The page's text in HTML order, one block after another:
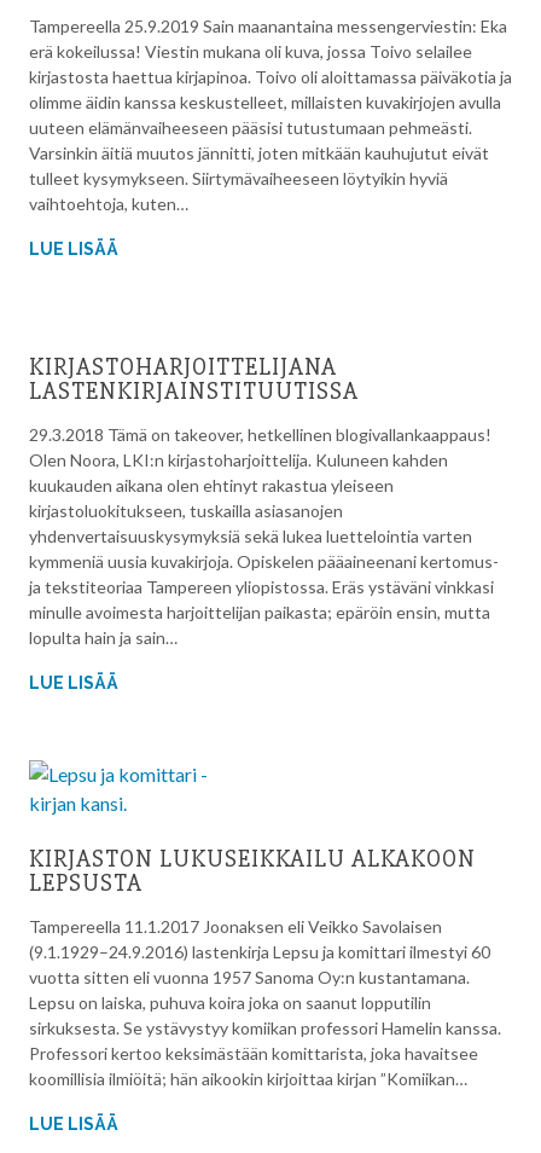
Tampereella 25.9.2019 Sain maanantaina messengerviestin: Eka
erä kokeilussa! Viestin mukana oli kuva, jossa Toivo selailee
kirjastosta haettua kirjapinoa. Toivo oli aloittamassa päiväkotia ja
olimme äidin kanssa keskustelleet, millaisten kuvakirjojen avulla
uuteen elämänvaiheeseen pääsisi tutustumaan pehmeästi.
Varsinkin äitiä muutos jännitti, joten mitkään kauhujutut eivät
tulleet kysymykseen. Siirtymävaiheeseen löytyikin hyviä
vaihtoehtoja, kuten…
LUE LISÄÄ
KIRJASTOHARJOITTELIJANA
LASTENKIRJAINSTITUUTISSA
29.3.2018 Tämä on takeover, hetkellinen blogivallankaappaus!
Olen Noora, LKI:n kirjastoharjoittelija. Kuluneen kahden
kuukauden aikana olen ehtinyt rakastua yleiseen
kirjastoluokitukseen, tuskailla asiasanojen
yhdenvertaisuuskysymyksiä sekä lukea luettelointia varten
kymmeniä uusia kuvakirjoja. Opiskelen pääaineenani kertomus-
ja tekstiteoriaa Tampereen yliopistossa. Eräs ystäväni vinkkasi
minulle avoimesta harjoittelijan paikasta; epäröin ensin, mutta
lopulta hain ja sain…
LUE LISÄÄ
KIRJASTON LUKUSEIKKAILU ALKAKOON
LEPSUSTA
Tampereella 11.1.2017 Joonaksen eli Veikko Savolaisen
(9.1.1929–24.9.2016) lastenkirja Lepsu ja komittari ilmestyi 60
vuotta sitten eli vuonna 1957 Sanoma Oy:n kustantamana.
Lepsu on laiska, puhuva koira joka on saanut lopputilin
sirkuksesta. Se ystävystyy komiikan professori Hamelin kanssa.
Professori kertoo keksimästään komittarista, joka havaitsee
koomillisia ilmiöitä; hän aikookin kirjoittaa kirjan ”Komiikan…
LUE LISÄÄ